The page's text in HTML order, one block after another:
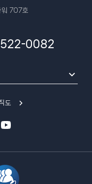
워 707호
0082
도
유